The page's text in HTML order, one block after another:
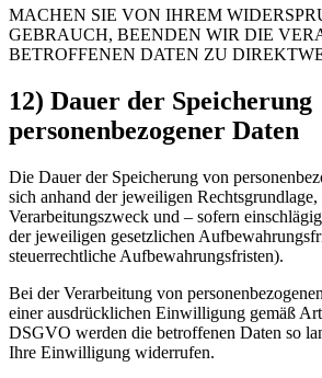
MACHEN SIE VON IHREM
GEBRAUCH, BEENDEN WIR DIE
BETROFFENEN DATEN ZU
12) Dauer der Speicherung
personenbezogener Daten
Die Dauer der Speicherung von
sich anhand der jeweiligen Rechtsgrundlage,
Verarbeitungszweck und – sofern
der jeweiligen gesetzlichen
steuerrechtliche Aufbewahrungsfristen).
Bei der Verarbeitung von
einer ausdrücklichen Einwilligung gemäß
DSGVO werden die betroffenen Daten so
Ihre Einwilligung widerrufen.